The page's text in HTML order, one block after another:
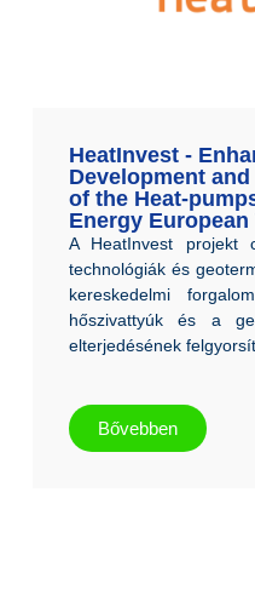
HeatInvest -
Development
of the Heat-
Energy European
A HeatInvest projekt
technológiák és
kereskedelmi
hőszivattyúk és a
elterjedésének
Bővebben